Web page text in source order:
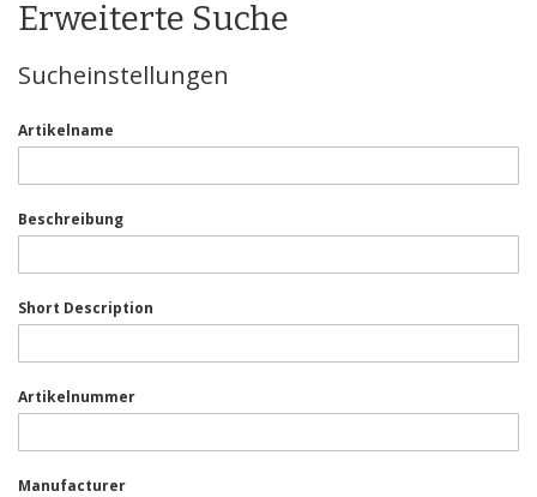
springen
Erweiterte Suche
Sucheinstellungen
Artikelname
Beschreibung
Short Description
Artikelnummer
Manufacturer